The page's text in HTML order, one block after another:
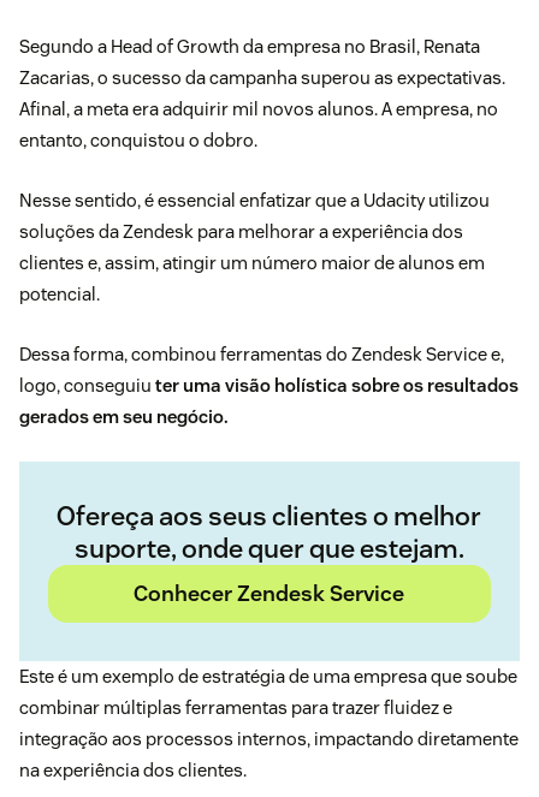
Segundo a Head of Growth da empresa no Brasil, Renata
Zacarias, o sucesso da campanha superou as expectativas.
Afinal, a meta era adquirir mil novos alunos. A empresa, no
entanto,conquistou o dobro.
Nesse sentido, é essencial enfatizar que a Udacity utilizou
soluções daZendesk para melhorar a experiência dos
clientes e, assim, atingir um número maior de alunos em
potencial.
Dessa forma, combinou ferramentas do Zendesk Servicee,
logo, conseguiu ter uma visão holística sobre os resultados
gerados em seu negócio.
Ofereça aos seus clientes o melhor
suporte, onde quer que estejam.
Conhecer Zendesk Service
Este é um exemplo de estratégia de uma empresa que soube
combinar múltiplas ferramentas para trazer fluidez e
integração aos processos internos, impactando diretamente
na experiência dos clientes.